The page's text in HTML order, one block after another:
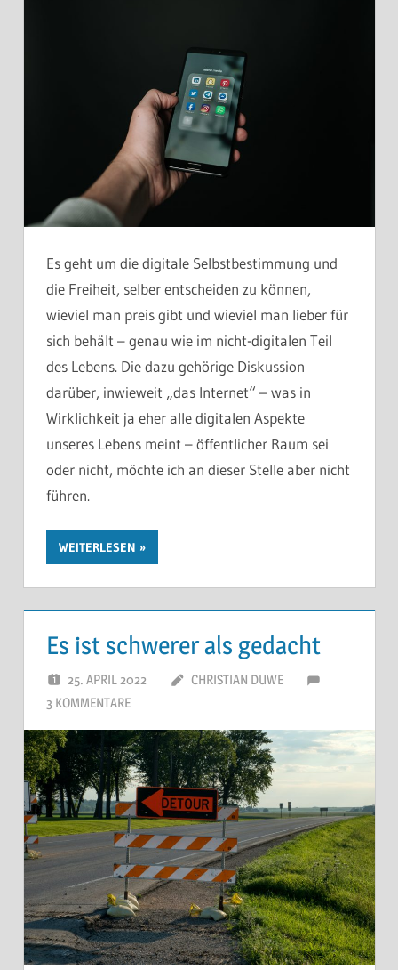
Es geht um die digitale Selbstbestimmung und
die Freiheit, selber entscheiden zu können,
wieviel man preis gibt und wieviel man lieber für
sich behält – genau wie im nicht-digitalen Teil
des Lebens. Die dazu gehörige Diskussion
darüber, inwieweit „das Internet“ – was in
Wirklichkeit ja eher alle digitalen Aspekte
unseres Lebens meint – öffentlicher Raum sei
oder nicht, möchte ich an dieser Stelle aber nicht
führen.
WEITERLESEN
Es ist schwerer als gedacht
25. APRIL 2022
CHRISTIAN DUWE
3 KOMMENTARE